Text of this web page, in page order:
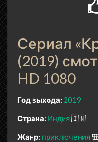
Сериал
(2019)
HD 1080
Год выхода: 2019
Страна: Индия🇮🇳
Жанр: приключения 🎒